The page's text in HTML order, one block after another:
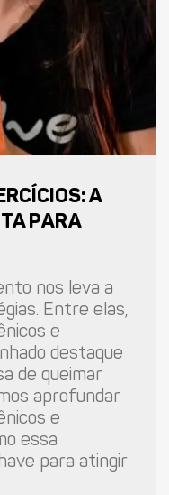
A
PARA
nos leva a
Entre elas,
e
destaque
de queimar
aprofundar
e
essa
para atingir